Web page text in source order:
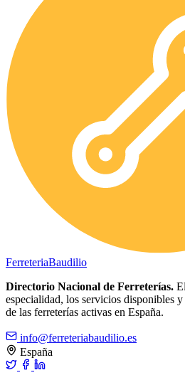
FerreteriaBaudilio
Directorio Nacional de Ferreterías.
especialidad, los servicios disponibles
de las ferreterías activas en España.
info@ferreteriabaudilio.es
España